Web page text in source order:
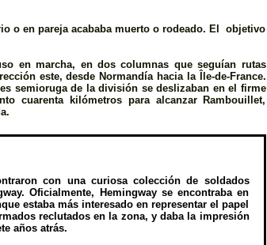
o en pareja acababa muerto o rodeado. El objetivo
en marcha, en dos columnas que seguían rutas
este, desde Normandía hacia la Île-de-France.
semioruga de la división se deslizaban en el firme
cuarenta kilómetros para alcanzar Rambouillet,
con una curiosa colección de soldados
Oficialmente, Hemingway se encontraba en
estaba más interesado en representar el papel
reclutados en la zona, y daba la impresión
años atrás.